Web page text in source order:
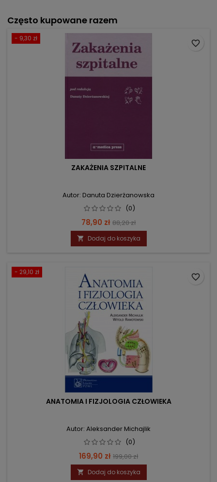
Często kupowane razem
- 9,30 zł
ZAKAŻENIA SZPITALNE
Autor: Danuta Dzierżanowska
(0)
Cena
78,90 zł Cena
podstawowa
88,20 zł
 Dodaj do koszyka
favorite_border
- 29,10 zł
ANATOMIA I FIZJOLOGIA CZŁOWIEKA
Autor: Aleksander Michajlik
(0)
Cena
169,90 zł Cena
podstawowa
199,00 zł
 Dodaj do koszyka
favorite_border